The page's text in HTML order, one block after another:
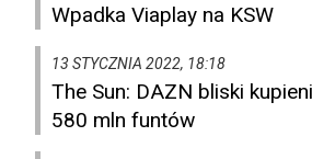
Wpadka Viaplay na KSW
13 STYCZNIA 2022, 18:18
The Sun: DAZN bliski
580 mln funtów